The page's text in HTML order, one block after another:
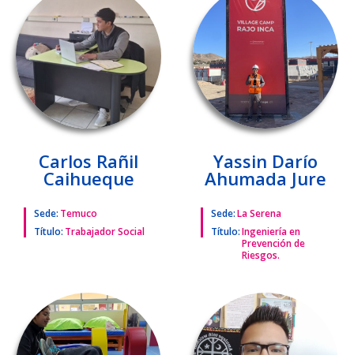
Carlos Rañil
Caihueque
Sede: Temuco
Título: Trabajador Social
Yassin Darío
Ahumada Jure
Sede:La Serena
Título:Ingeniería en
Prevención de
Riesgos.